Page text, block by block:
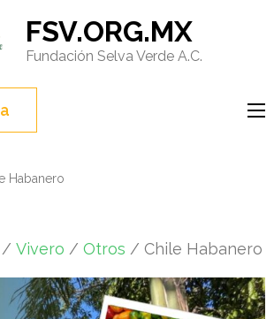
FSV.ORG.MX
Fundación Selva Verde A.C.
Habanero
/ Vivero / Otros / Chile Habanero